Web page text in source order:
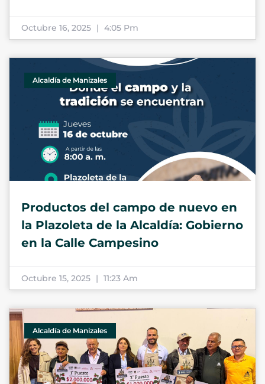
Octubre 16, 2025 4:05 Pm
Alcaldía de Manizales
Productos del campo de nuevo en
la Plazoleta de la Alcaldía: Gobierno
en la Calle Campesino
Octubre 15, 2025 11:23 Am
Alcaldía de Manizales